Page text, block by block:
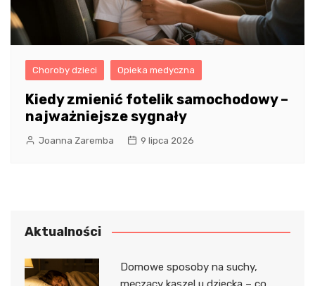
Choroby dzieci Opieka medyczna
Kiedy zmienić fotelik samochodowy –
najważniejsze sygnały
Joanna Zaremba 9 lipca 2026
Aktualności
Domowe sposoby na suchy,